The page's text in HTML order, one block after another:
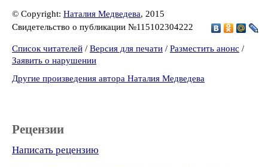
© Copyright: Наталия Медведева, 2015
Свидетельство о публикации №115102304222
Список читателей / Версия для печати / Разместить анонс /
Заявить о нарушении
Другие произведения автора Наталия Медведева
Рецензии
Написать рецензию